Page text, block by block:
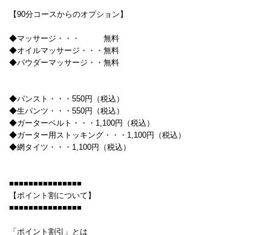
【90分コースからのオプション】
◆マッサージ・・・ 無料
◆オイルマッサージ・・・無料
◆パウダーマッサージ・・無料
◆パンスト・・・550円（税込）
◆生パンツ・・・550円（税込）
◆ガーターベルト・・・1,100円（税込）
◆ガーター用ストッキング・・・1,100円（税込）
◆網タイツ・・・1,100円（税込）
■■■■■■■■■■■■■■■
【ポイント割について】
■■■■■■■■■■■■■■■
「ポイント割引」とは